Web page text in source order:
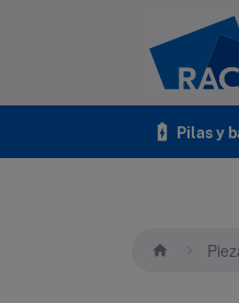
Raca
battery_charging_full Pilas y
home